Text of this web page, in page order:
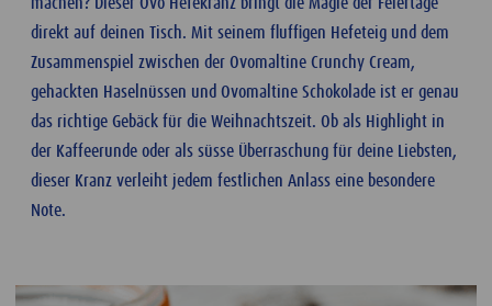
direkt auf deinen Tisch. Mit seinem fluffigen Hefeteig und dem
Zusammenspiel zwischen der Ovomaltine Crunchy Cream,
gehackten Haselnüssen und Ovomaltine Schokolade ist er genau
das richtige Gebäck für die Weihnachtszeit. Ob als Highlight in
der Kaffeerunde oder als süsse Überraschung für deine Liebsten,
dieser Kranz verleiht jedem festlichen Anlass eine besondere
Note.